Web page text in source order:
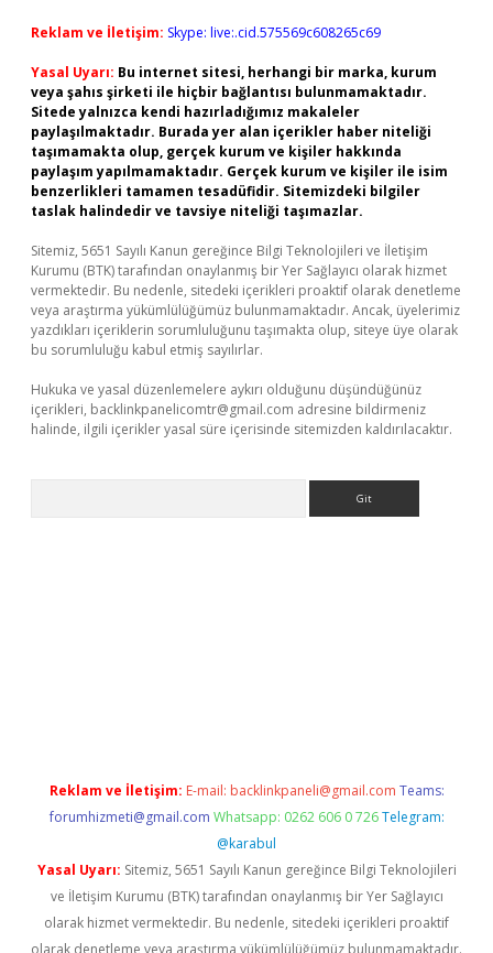
Reklam ve İletişim: Skype: live:.cid.575569c608265c69
Yasal Uyarı: Bu internet sitesi, herhangi bir marka, kurum
veya şahıs şirketi ile hiçbir bağlantısı bulunmamaktadır.
Sitede yalnızca kendi hazırladığımız makaleler
paylaşılmaktadır. Burada yer alan içerikler haber niteliği
taşımamakta olup, gerçek kurum ve kişiler hakkında
paylaşım yapılmamaktadır. Gerçek kurum ve kişiler ile isim
benzerlikleri tamamen tesadüfidir. Sitemizdeki bilgiler
taslak halindedir ve tavsiye niteliği taşımazlar.
Sitemiz, 5651 Sayılı Kanun gereğince Bilgi Teknolojileri ve İletişim
Kurumu (BTK) tarafından onaylanmış bir Yer Sağlayıcı olarak hizmet
vermektedir. Bu nedenle, sitedeki içerikleri proaktif olarak denetleme
veya araştırma yükümlülüğümüz bulunmamaktadır. Ancak, üyelerimiz
yazdıkları içeriklerin sorumluluğunu taşımakta olup, siteye üye olarak
bu sorumluluğu kabul etmiş sayılırlar.
Hukuka ve yasal düzenlemelere aykırı olduğunu düşündüğünüz
içerikleri, backlinkpanelicomtr@gmail.com adresine bildirmeniz
halinde, ilgili içerikler yasal süre içerisinde sitemizden kaldırılacaktır.
Reklam ve İletişim: E-mail: backlinkpaneli@gmail.com Teams:
forumhizmeti@gmail.com Whatsapp: 0262 606 0 726 Telegram:
@karabul
Yasal Uyarı: Sitemiz, 5651 Sayılı Kanun gereğince Bilgi Teknolojileri
ve İletişim Kurumu (BTK) tarafından onaylanmış bir Yer Sağlayıcı
olarak hizmet vermektedir. Bu nedenle, sitedeki içerikleri proaktif
olarak denetleme veya araştırma yükümlülüğümüz bulunmamaktadır.